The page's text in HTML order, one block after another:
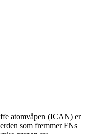
atomvåpen (ICAN) er
som fremmer FNs